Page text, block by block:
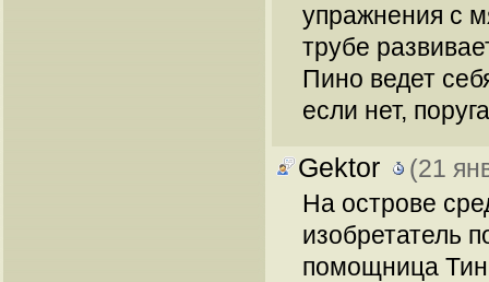
упражнения с
трубе
Пино ведет
если нет,
Gektor
(21
На острове
изобретатель
помощница